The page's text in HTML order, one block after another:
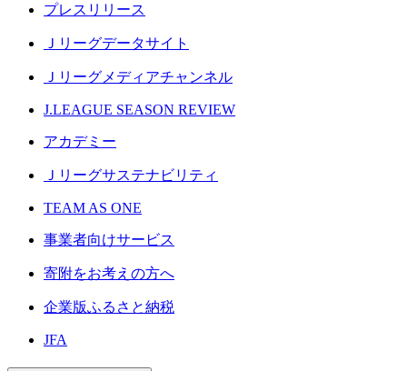
プレスリリース
Ｊリーグデータサイト
Ｊリーグメディアチャンネル
J.LEAGUE SEASON REVIEW
アカデミー
Ｊリーグサステナビリティ
TEAM AS ONE
事業者向けサービス
寄附をお考えの方へ
企業版ふるさと納税
JFA